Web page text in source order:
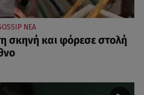
ΝΕΑ
σκηνή και φόρεσε στολή